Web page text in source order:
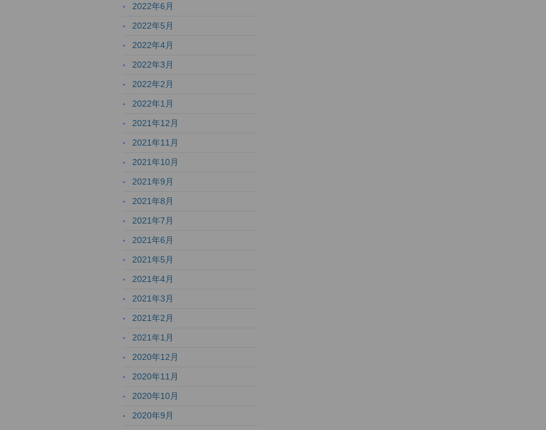
2022年6月
2022年5月
2022年4月
2022年3月
2022年2月
2022年1月
2021年12月
2021年11月
2021年10月
2021年9月
2021年8月
2021年7月
2021年6月
2021年5月
2021年4月
2021年3月
2021年2月
2021年1月
2020年12月
2020年11月
2020年10月
2020年9月